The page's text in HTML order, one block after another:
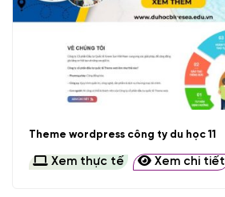
Theme wordpress công ty du học 11
Xem thực tế Xem chi tiết